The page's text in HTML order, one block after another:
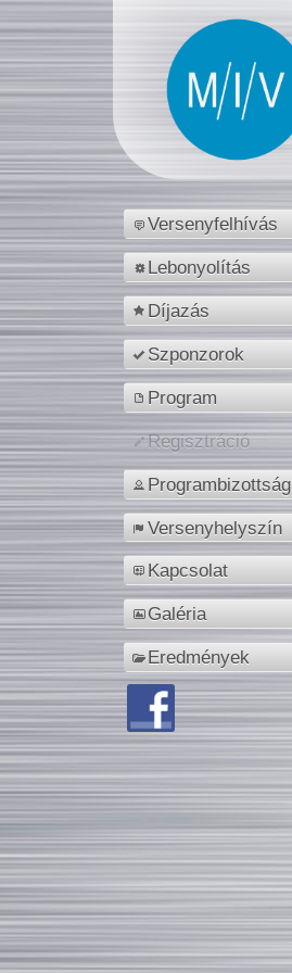
Versenyfelhívás
Lebonyolítás
Díjazás
Szponzorok
Program
Regisztráció
Programbizottság
Versenyhelyszín
Kapcsolat
Galéria
Eredmények